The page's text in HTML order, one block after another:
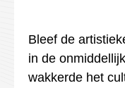
Bleef de
in de
wakkerde het